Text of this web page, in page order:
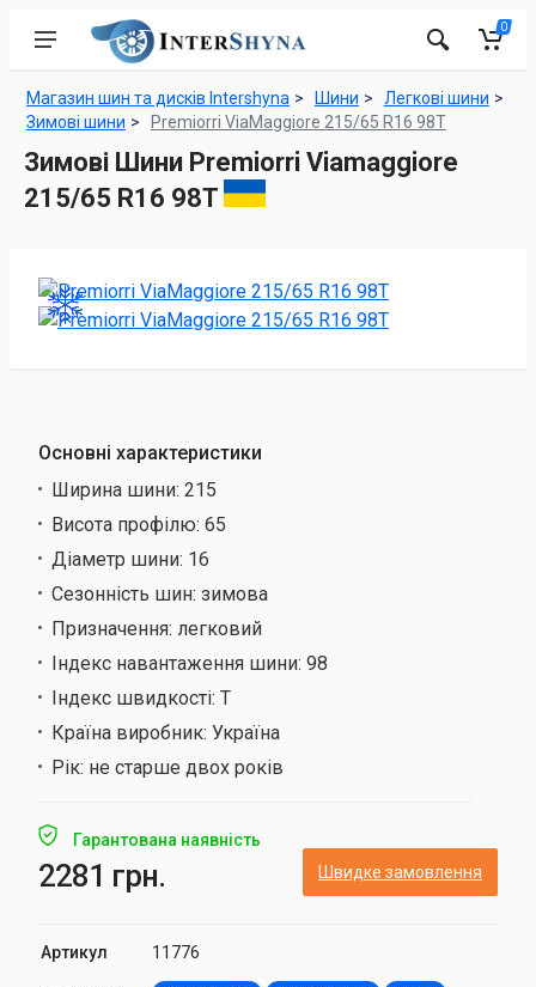
0
Магазин шин та дисків Intershyna Шини
Легкові шини
Зимові шини
Premiorri ViaMaggiore 215/65 R16 98T
Зимові Шини Premiorri Viamaggiore
215/65 R16 98T
Основні характеристики
Ширина шини: 215
Висота профілю: 65
Діаметр шини: 16
Сезонність шин: зимова
Призначення: легковий
Індекс навантаження шини: 98
Індекс швидкості: T
Країна виробник: Україна
Рік: не старше двох років
Гарантована наявність
2281 грн. Швидке замовлення
Артикул 11776